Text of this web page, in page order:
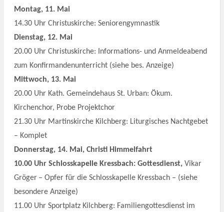
Montag, 11. Mai
14.30 Uhr Christuskirche: Seniorengymnastik
Dienstag, 12. Mai
20.00 Uhr Christuskirche:
Informations- und Anmeldeabend
zum Konfirmandenunterricht (siehe bes. Anzeige)
Mittwoch, 13. Mai
20.00 Uhr Kath. Gemeindehaus St. Urban: Ökum.
Kirchenchor, Probe Projektchor
21.30 Uhr Martinskirche Kilchberg: Liturgisches Nachtgebet
– Komplet
Donnerstag, 14. Mai, Christi Himmelfahrt
10.00 Uhr Schlosskapelle Kressbach: Gottesdienst, Vikar
Gröger – Opfer für die Schlosskapelle Kressbach – (siehe
besondere Anzeige)
11.00 Uhr Sportplatz Kilchberg: Familiengottesdienst im